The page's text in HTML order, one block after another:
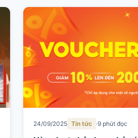
24/09/2025 Tin tức 9 phút đọc